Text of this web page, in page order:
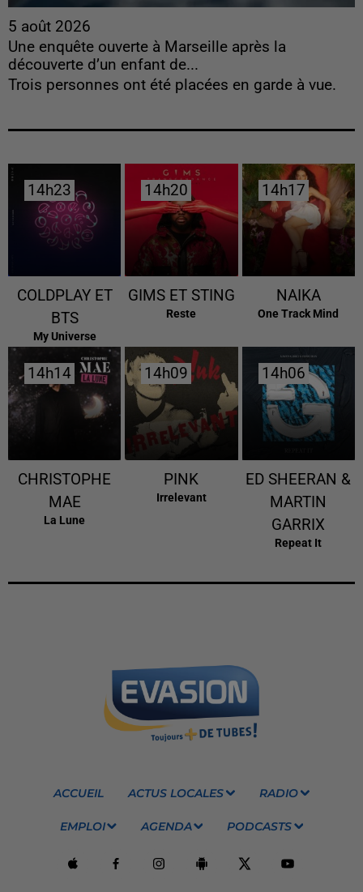
5 août 2026
Une enquête ouverte à Marseille après la
découverte d’un enfant de...
Trois personnes ont été placées en garde à vue.
14h23
14h23
COLDPLAY ET
BTS
My Universe
14h20
14h20
GIMS ET STING
Reste
14h17
14h17
NAIKA
One Track Mind
14h14
14h14
CHRISTOPHE
MAE
La Lune
14h09
14h09
PINK
Irrelevant
14h06
14h06
ED SHEERAN &
MARTIN
GARRIX
Repeat It
ACCUEIL ACTUS LOCALES RADIO
EMPLOI AGENDA PODCASTS